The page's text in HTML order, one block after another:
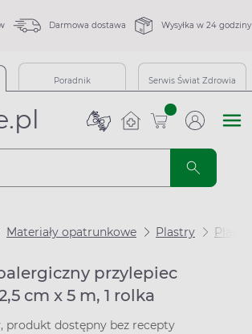
Darmowa dostawa Wysyłka w 24 godziny
Poradnik Serwis Świat Zdrowia
sztuk
Materiały opatrunkowe Plastry
przylepiec
cm x 5 m, 1 rolka
produkt dostępny bez recepty